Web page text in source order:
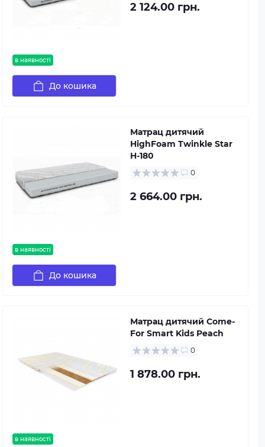
в наявності
2 124.00 грн.
До кошика
в наявності
Матрац дитячий
HighFoam Twinkle Star
H-180
0
2 664.00 грн.
До кошика
в наявності
Матрац дитячий Come-
For Smart Kids Peach
0
1 878.00 грн.